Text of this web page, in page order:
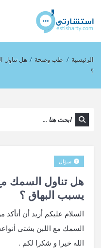
الرئيسية / طب وصحة / هل تناول
؟
هل تناول السمك
يسبب البهاق ؟
سؤال
السلام عليكم أريد أن
السمك مع اللبن بشتى
الله خيرا و شكرا لكم .